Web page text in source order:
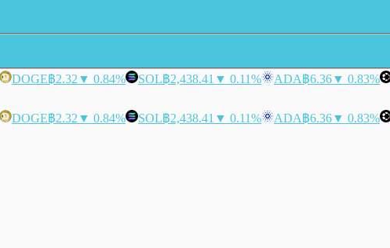
DOGE฿2.32 ▼ 0.84% SOL฿2,438.41 ▼ 0.11% ADA฿6.36▼ 0.83%
DOGE฿2.32 ▼ 0.84% SOL฿2,438.41 ▼ 0.11% ADA฿6.36▼ 0.83%